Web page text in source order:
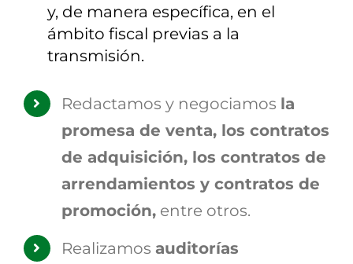
y, de manera específica, en el
ámbito fiscal previas a la
transmisión.
Redactamos y negociamos la
promesa de venta, los contratos
de adquisición, los contratos de
arrendamientos y contratos de
promoción,entre otros.
Realizamos auditorías